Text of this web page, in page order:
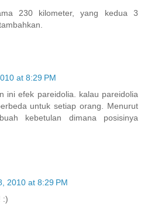
230 kilometer, yang kedua 3
at 8:29 PM
ini efek pareidolia. kalau pareidolia
untuk setiap orang. Menurut
kebetulan dimana posisinya
2010 at 8:29 PM
:)